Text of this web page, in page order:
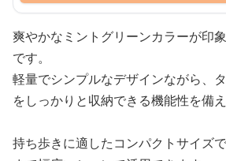
爽やかなミントグリーンカラーが印
です。
軽量でシンプルなデザインながら、
をしっかりと収納できる機能性を備え
持ち歩きに適したコンパクトサイズ